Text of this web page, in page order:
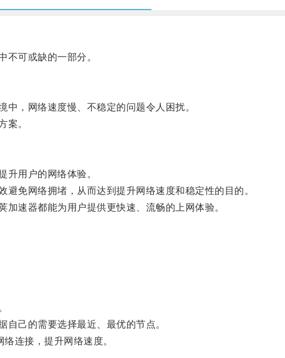
可或缺的一部分。
，网络速度慢、不稳定的问题令人困扰。
案。
用户的网络体验。
免网络拥堵，从而达到提升网络速度和稳定性的目的。
速器都能为用户提供更快速、流畅的上网体验。
己的需要选择最近、最优的节点。
连接，提升网络速度。